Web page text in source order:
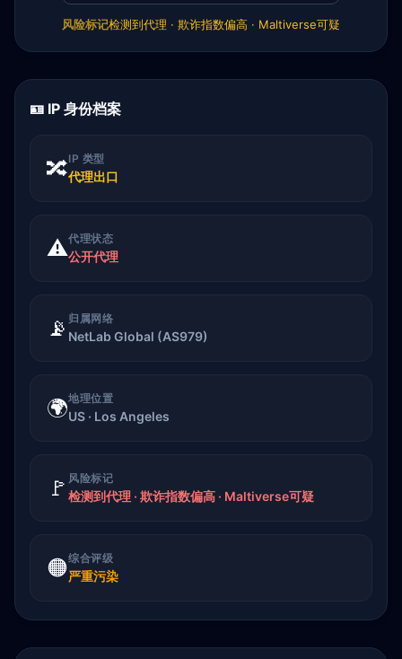
风险标记检测到代理 · 欺诈指数偏高 · Maltiverse可疑
🪪 IP 身份档案
🔀IP 类型
代理出口
⚠️代理状态
公开代理
📡 归属网络
NetLab Global (AS979)
🌍地理位置
US · Los Angeles
🚩 风险标记
检测到代理 · 欺诈指数偏高 · Maltiverse可疑
🟠综合评级
严重污染